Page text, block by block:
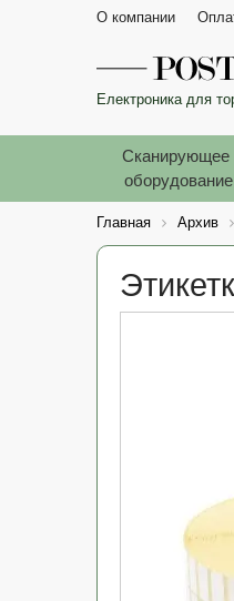
О компании
Електроника для
Сканирующее
оборудование
Главная Архив